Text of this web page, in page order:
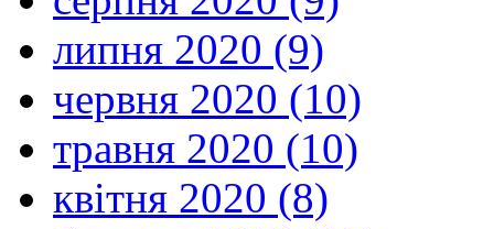
липня 2020 (9)
червня 2020 (10)
травня 2020 (10)
квітня 2020 (8)